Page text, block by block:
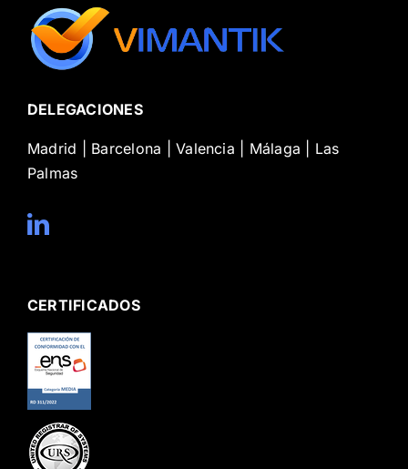
DELEGACIONES
Madrid | Barcelona | Valencia | Málaga | Las
Palmas
CERTIFICADOS